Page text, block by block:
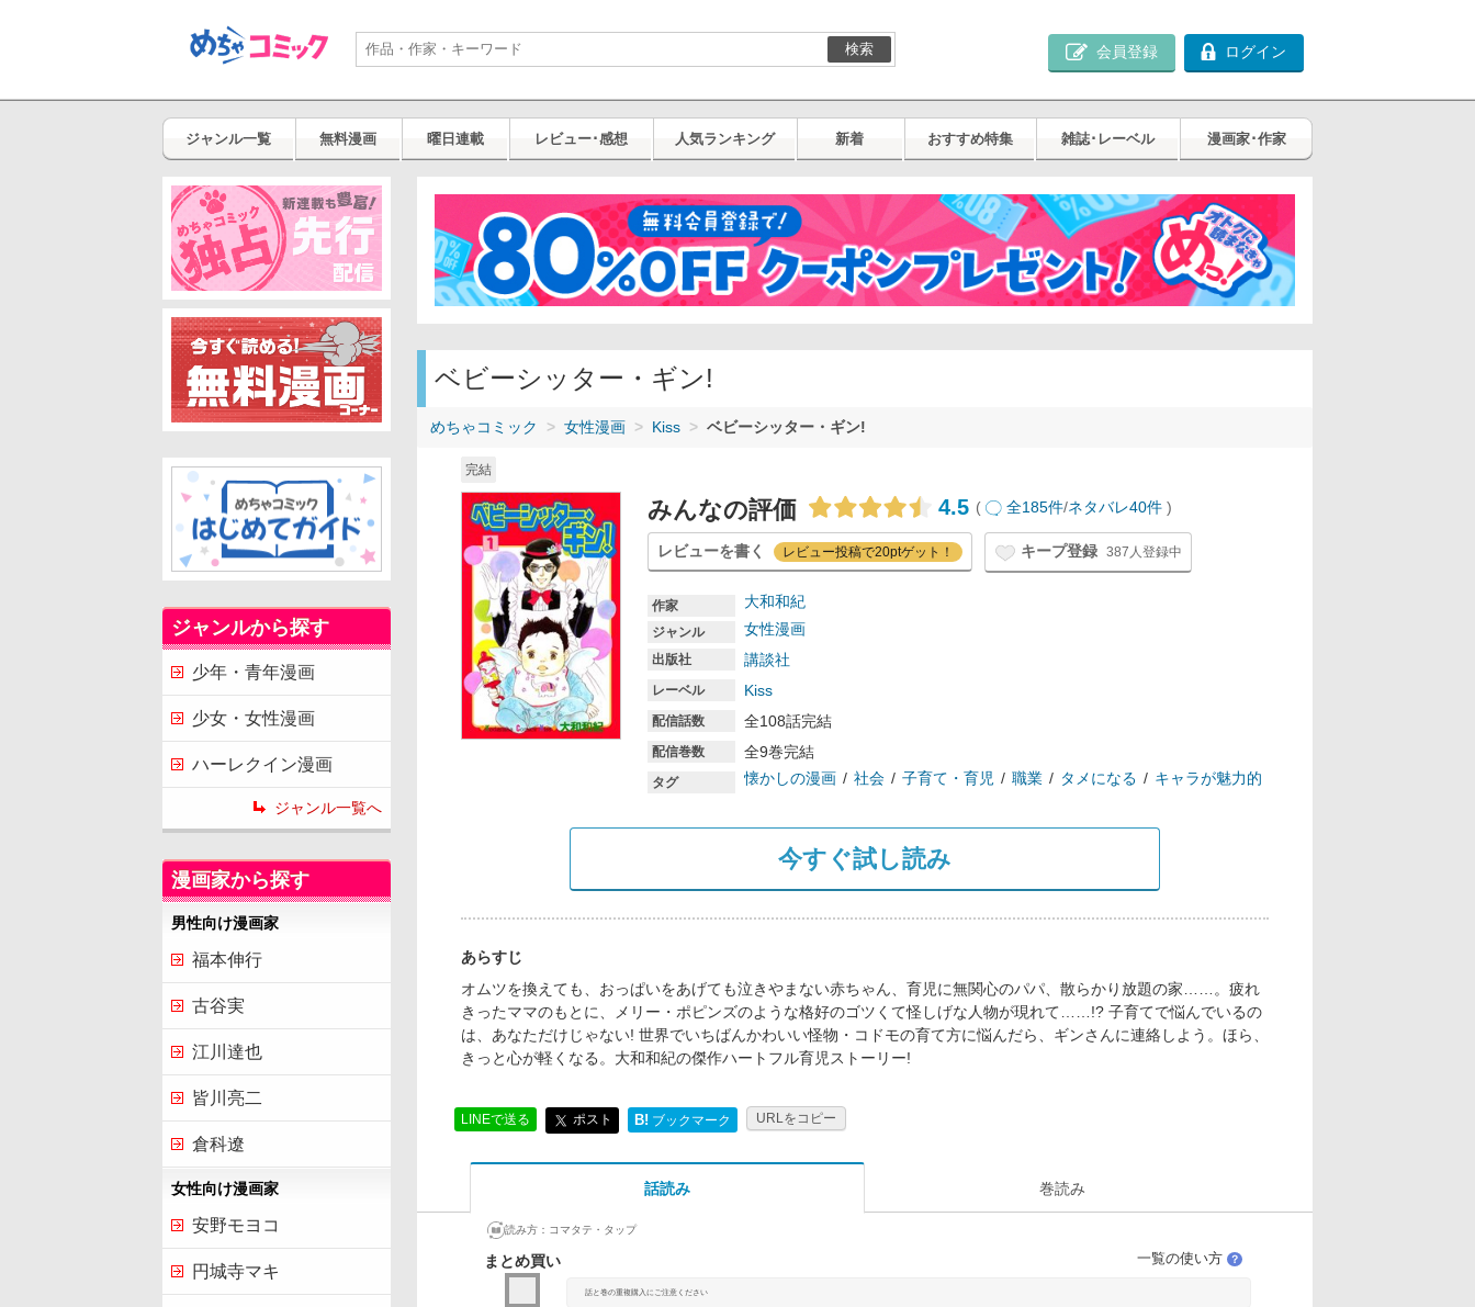
検索 会員登録 ログイン
ジャンル一覧 無料漫画 曜日連載 レビュー･感想 人気ランキング 新着 おすすめ特集 雑誌･レーベル 漫画家･作家
ベビーシッター・ギン!
めちゃコミック 女性漫画 Kiss ベビーシッター・ギン!
完結
みんなの評価 4.5 ( 全185件/ネタバレ40件 )
レビューを書く レビュー投稿で20ptゲット！ キープ登録 387人登録中
作家 大和和紀
ジャンル 女性漫画
出版社 講談社
レーベル Kiss
配信話数 全108話完結
配信巻数 全9巻完結
タグ 懐かしの漫画 社会 子育て・育児 職業 タメになる キャラが魅力的
今すぐ試し読み
あらすじ
オムツを換えても、おっぱいをあげても泣きやまない赤ちゃん、育児に無関心のパパ、散らかり放題の家……。疲れ
きったママのもとに、メリー・ポピンズのような格好のゴツくて怪しげな人物が現れて……!? 子育てで悩んでいるの
は、あなただけじゃない! 世界でいちばんかわいい怪物・コドモの育て方に悩んだら、ギンさんに連絡しよう。ほら、
きっと心が軽くなる。大和和紀の傑作ハートフル育児ストーリー!
LINEで送る ポスト B! ブックマーク URLをコピー
話読み 巻読み
読み方： コマタテ・タップ
まとめ買い 一覧の使い方 ？
話と巻の重複購入にご注意ください
ジャンルから探す
少年・青年漫画
少女・女性漫画
ハーレクイン漫画
ジャンル一覧へ
漫画家から探す
男性向け漫画家
福本伸行
古谷実
江川達也
皆川亮二
倉科遼
女性向け漫画家
安野モヨコ
円城寺マキ